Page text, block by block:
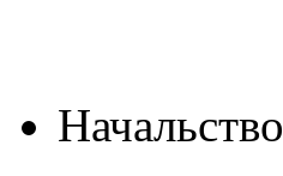
Начальство